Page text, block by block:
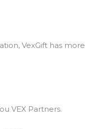
VexGift has more
VEX Partners.